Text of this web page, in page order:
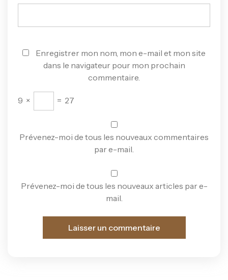
Enregistrer mon nom, mon e-mail et mon site
dans le navigateur pour mon prochain
commentaire.
9 × = 27
Prévenez-moi de tous les nouveaux commentaires
par e-mail.
Prévenez-moi de tous les nouveaux articles par e-
mail.